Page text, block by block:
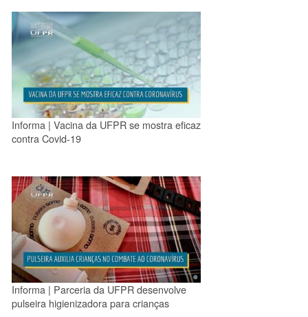
Informa | Vacina da UFPR se mostra eficaz
contra Covid-19
Informa | Parceria da UFPR desenvolve
pulseira higienizadora para crianças